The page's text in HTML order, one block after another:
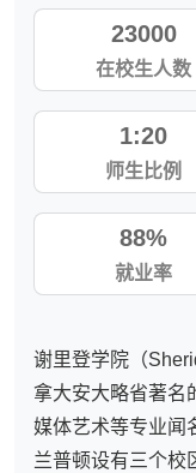
23000
在校生人数
1:20
师生比例
88%
就业率
谢里登学院（
拿大安大略省著名
媒体艺术等专业闻
兰普顿设有三个校